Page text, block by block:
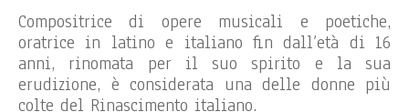
Compositrice di opere musicali e poetiche,
oratrice in latino e italiano fin dall’età di 16
anni, rinomata per il suo spirito e la sua
erudizione, è considerata una delle donne più
colte del Rinascimento italiano.